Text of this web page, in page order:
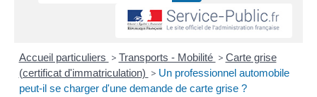
Accueil particuliers > Transports - Mobilité > Carte grise
(certificat d'immatriculation) > Un professionnel automobile
peut-il se charger d'une demande de carte grise ?